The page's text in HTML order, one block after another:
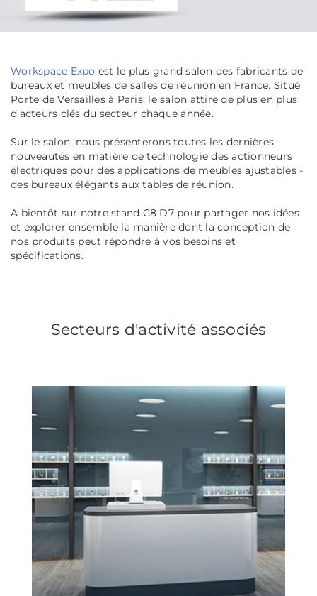
Workspace Expo est le plus grand salon des fabricants de
bureaux et meubles de salles de réunion en France. Situé
Porte de Versailles à Paris, le salon attire de plus en plus
d'acteurs clés du secteur chaque année.
Sur le salon, nous présenterons toutes les dernières
nouveautés en matière de technologie des actionneurs
électriques pour des applications de meubles ajustables -
des bureaux élégants aux tables de réunion.
A bientôt sur notre stand C8 D7 pour partager nos idées
et explorer ensemble la manière dont la conception de
nos produits peut répondre à vos besoins et
spécifications.
Secteurs d'activité associés